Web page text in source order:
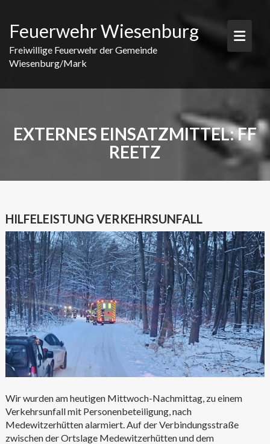
content
Feuerwehr Wiesenburg
Freiwillige Feuerwehr der Gemeinde
Wiesenburg/Mark
EXTERNES EINSATZMITTEL:FF
REETZ
HILFELEISTUNG VERKEHRSUNFALL
Wir wurden am heutigen Mittwoch-Nachmittag, zu einem
Verkehrsunfall mit Personenbeteiligung, nach
Medewitzerhütten alarmiert. Auf der Verbindungsstraße
zwischen der Ortslage Medewitzerhütten und dem